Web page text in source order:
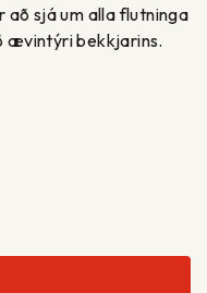
sjá um alla flutninga
ævintýri bekkjarins.